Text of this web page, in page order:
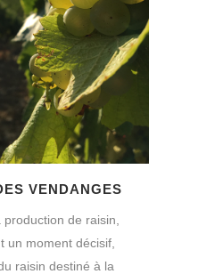
VENDANGES
de raisin,
un moment décisif,
raisin destiné à la